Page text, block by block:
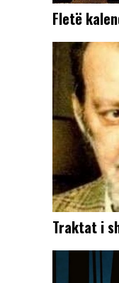
Fletë
Traktat i